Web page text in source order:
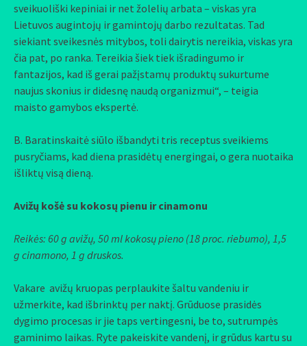
sveikuoliški kepiniai ir net žolelių arbata – viskas yra
Lietuvos augintojų ir gamintojų darbo rezultatas. Tad
siekiant sveikesnės mitybos, toli dairytis nereikia, viskas yra
čia pat, po ranka. Tereikia šiek tiek išradingumo ir
fantazijos, kad iš gerai pažįstamų produktų sukurtume
naujus skonius ir didesnę naudą organizmui“, – teigia
maisto gamybos ekspertė.
B. Baratinskaitė siūlo išbandyti tris receptus sveikiems
pusryčiams, kad diena prasidėtų energingai, o gera nuotaika
išliktų visą dieną.
Avižų košė su kokosų pienu ir cinamonu
Reikės: 60 g avižų, 50 ml kokosų pieno (18 proc. riebumo), 1,5
g cinamono, 1 g druskos.
Vakare avižų kruopas perplaukite šaltu vandeniu ir
užmerkite, kad išbrinktų per naktį. Grūduose prasidės
dygimo procesas ir jie taps vertingesni, be to, sutrumpės
gaminimo laikas. Ryte pakeiskite vandenį, ir grūdus kartu su